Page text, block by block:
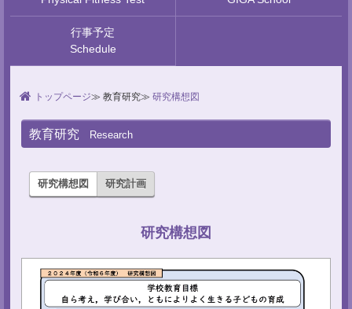
行事予定
Schedule
トップページ 教育研究 研究構想図
教育研究 Research
研究構想図 研究計画
研究構想図